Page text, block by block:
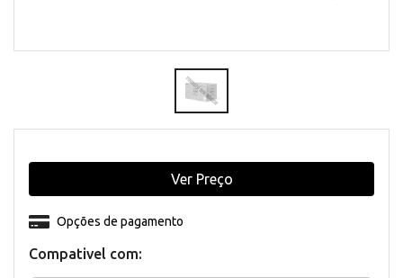
Compativel com:
Opções de pagamento
Ver Preço